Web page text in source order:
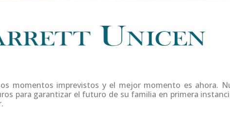
momentos imprevistos y el mejor momento es ahora.
para garantizar el futuro de su familia en primera